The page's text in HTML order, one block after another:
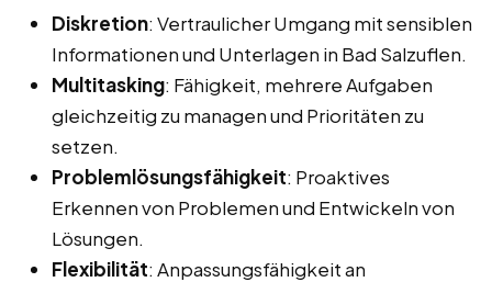
Diskretion: Vertraulicher Umgang mit sensiblen
Informationen und Unterlagen in Bad Salzuflen.
Multitasking: Fähigkeit, mehrere Aufgaben
gleichzeitig zu managen und Prioritäten zu
setzen.
Problemlösungsfähigkeit: Proaktives
Erkennen von Problemen und Entwickeln von
Lösungen.
Flexibilität: Anpassungsfähigkeit an